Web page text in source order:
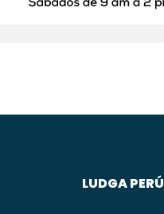
LUDGA PERÚ